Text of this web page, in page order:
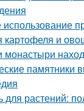
картофеля и
монастыри
памятники
растений: